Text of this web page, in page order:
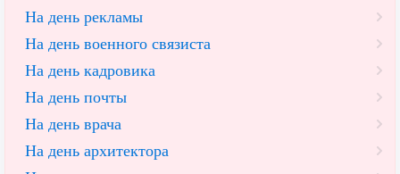
На день рекламы
На день военного связиста
На день кадровика
На день почты
На день врача
На день архитектора